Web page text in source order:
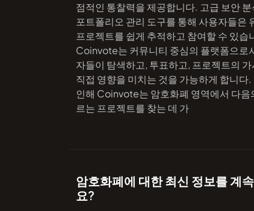
점적인 통찰력을 제공합니다. 고급 보안 분
포트폴리오 관리 도구를 통해 사용자들은
프로젝트를 쉽게 추적하고 참여할 수 있습
Coinvote는 커뮤니티 중심의 플랫폼으로
자들이 탐색하고, 투표하고, 프로젝트의 가
직접 영향을 미치는 것을 가능하게 합니다.
인해 Coinvote는 암호화폐 영역에서 다음
르는 프로젝트를 찾는 데 가
암호화폐에 대한 최신 정보를 계
요?